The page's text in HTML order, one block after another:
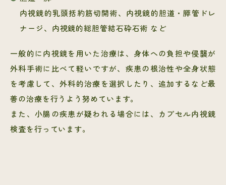
内視鏡的乳頭括約筋切開術、内視鏡的胆道・膵管ドレ
ナージ、内視鏡的総胆管結石砕石術 など
一般的に内視鏡を用いた治療は、身体への負担や侵襲が
外科手術に比べて軽いですが、疾患の根治性や全身状態
を考慮して、外科的治療を選択したり、追加するなど最
善の治療を行うよう努めています。
また、小腸の疾患が疑われる場合には、カプセル内視鏡
検査を行っています。